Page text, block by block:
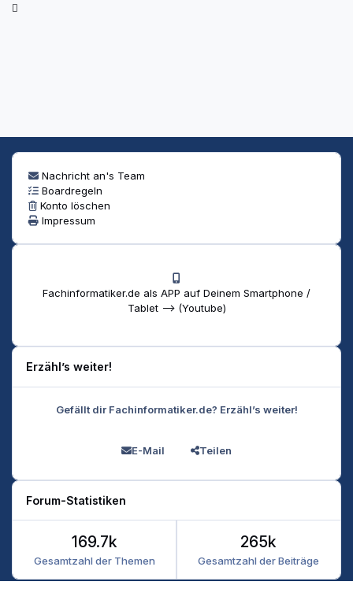
Nachricht an's Team
Boardregeln
Konto löschen
Impressum
Fachinformatiker.de als APP auf Deinem Smartphone /
Tablet --> (Youtube)
Erzähl’s weiter!
Gefällt dir Fachinformatiker.de? Erzähl’s weiter!
E-Mail Teilen
Forum-Statistiken
Gesamtzahl der Themen
169.7k
Gesamtzahl der Beiträge
265k